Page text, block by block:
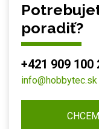
poradiť?
+421 909 100
info@hobbytec.sk